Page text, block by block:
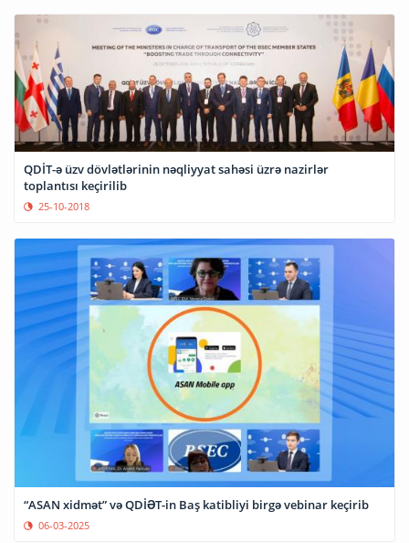
QDİT-ə üzv dövlətlərinin nəqliyyat sahəsi üzrə nazirlər
toplantısı keçirilib
25-10-2018
“ASAN xidmət” və QDİƏT-in Baş katibliyi birgə vebinar keçirib
06-03-2025